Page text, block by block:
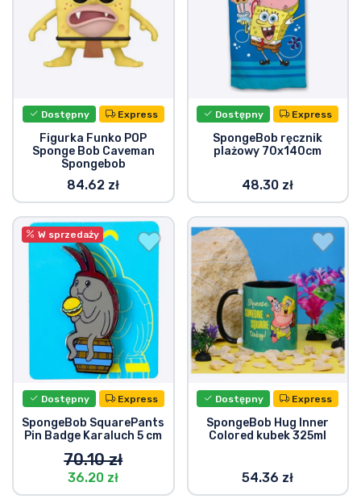
Dostępny Express
Figurka Funko POP
Sponge Bob Caveman
Spongebob
84.62 zł
Dostępny Express
SpongeBob ręcznik
plażowy 70x140cm
48.30 zł
W sprzedaży
Dostępny Express
SpongeBob SquarePants
Pin Badge Karaluch 5 cm
70.10 zł
36.20 zł
Dostępny Express
SpongeBob Hug Inner
Colored kubek 325ml
54.36 zł